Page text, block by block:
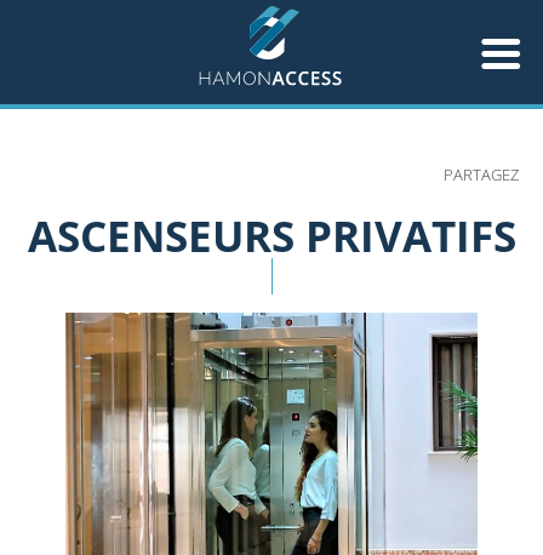
principal
PARTAGEZ
ASCENSEURS PRIVATIFS